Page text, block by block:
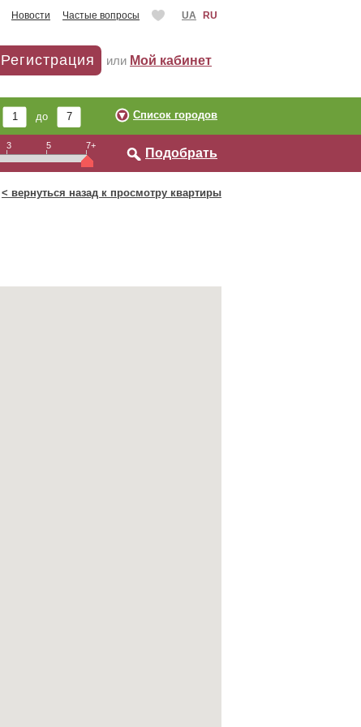
Новости Частые вопросы UA RU
Регистрация или Мой кабинет
до Список городов
3 5 7+
Подобрать
< вернуться назад к просмотру квартиры